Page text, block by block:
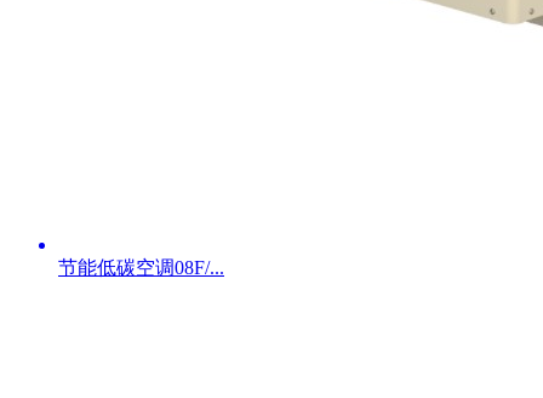
节能低碳空调08F/...